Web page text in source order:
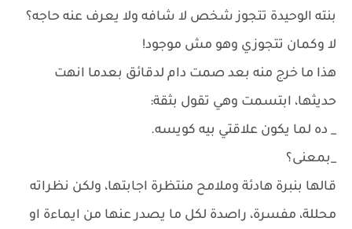
بنته الوحيدة تتجوز شخص لا شافه ولا يعرف عنه حاجه؟
لا وكمان تتجوزي وهو مش موجود!
هذا ما خرج منه بعد صمت دام لدقائق بعدما انهت
حديثها، ابتسمت وهي تقول بثقة:
_ ده لما يكون علاقتي بيه كويسه.
_بمعنى؟
قالها بنبرة هادئة وملامح منتظرة اجابتها، ولكن نظراته
محللة، مفسرة، راصدة لكل ما يصدر عنها من ايماءة او